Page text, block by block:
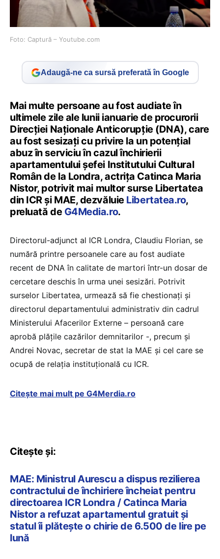
Foto: Captură – Youtube.com
Adaugă-ne ca sursă preferată în Google
Mai multe persoane au fost audiate în
ultimele zile ale lunii ianuarie de procurorii
Direcției Naționale Anticorupție (DNA), care
au fost sesizați cu privire la un potențial
abuz în serviciu în cazul închirierii
apartamentului șefei Institutului Cultural
Român de la Londra, actrița Catinca Maria
Nistor, potrivit mai multor surse Libertatea
din ICR și MAE, dezvăluie Libertatea.ro,
preluată de G4Media.ro.
Directorul-adjunct al ICR Londra, Claudiu Florian, se
numără printre persoanele care au fost audiate
recent de DNA în calitate de martori într-un dosar de
cercetare deschis în urma unei sesizări. Potrivit
surselor Libertatea, urmează să fie chestionați și
directorul departamentului administrativ din cadrul
Ministerului Afacerilor Externe – persoană care
aprobă plățile cazărilor demnitarilor -, precum și
Andrei Novac, secretar de stat la MAE și cel care se
ocupă de relația instituțională cu ICR.
Citește mai mult pe G4Merdia.ro
Citește și:
MAE: Ministrul Aurescu a dispus rezilierea
contractului de închiriere încheiat pentru
directoarea ICR Londra / Catinca Maria
Nistor a refuzat apartamentul gratuit și
statul îi plătește o chirie de 6.500 de lire pe
lună